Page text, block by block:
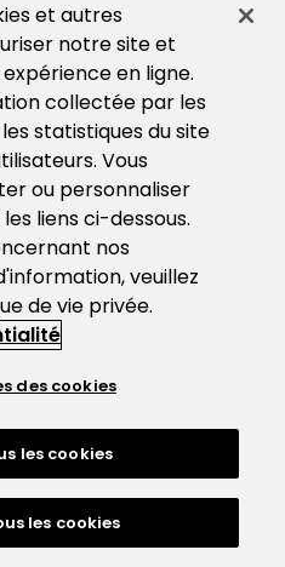
et autres
notre site et
en ligne.
collectée par les
statistiques du site
Vous
ou personnaliser
liens ci-dessous.
nos
veuillez
de vie privée.
des cookies
les cookies
les cookies